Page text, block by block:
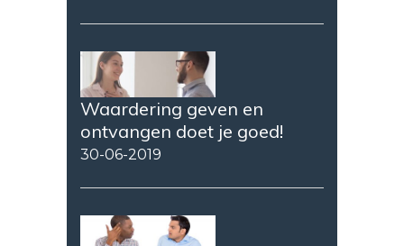
Waardering geven en
ontvangen doet je goed!
30-06-2019